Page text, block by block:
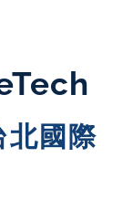
國際